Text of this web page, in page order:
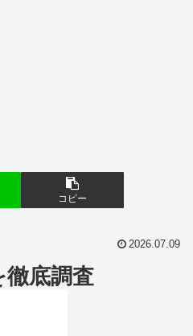
コピー
2026.07.09
底調査